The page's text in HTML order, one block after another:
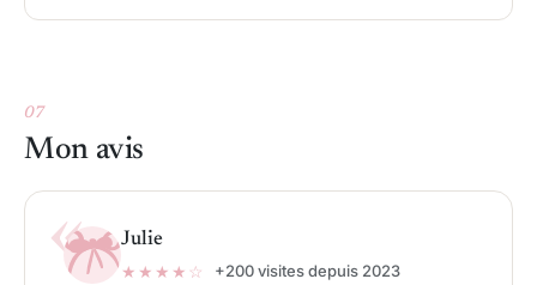
07
Mon avis
Julie
★★★★☆
+200 visites depuis 2023